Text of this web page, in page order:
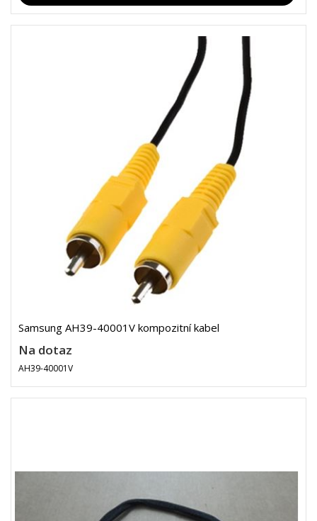
Samsung AH39-40001V kompozitní kabel
Na dotaz
AH39-40001V